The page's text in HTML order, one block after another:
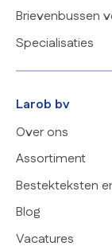
Larob bv
Over ons
Assortiment
Bestekteksten
Blog
Vacatures
Brievenbussen
Specialisaties